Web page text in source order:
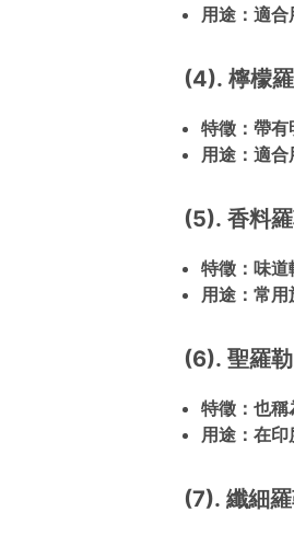
用途：適合
(4). 檸檬
特徵：帶有
用途：適合
(5). 香料
特徵：味道
用途：常用
(6). 聖羅
特徵：也稱
用途：在
(7). 纖細